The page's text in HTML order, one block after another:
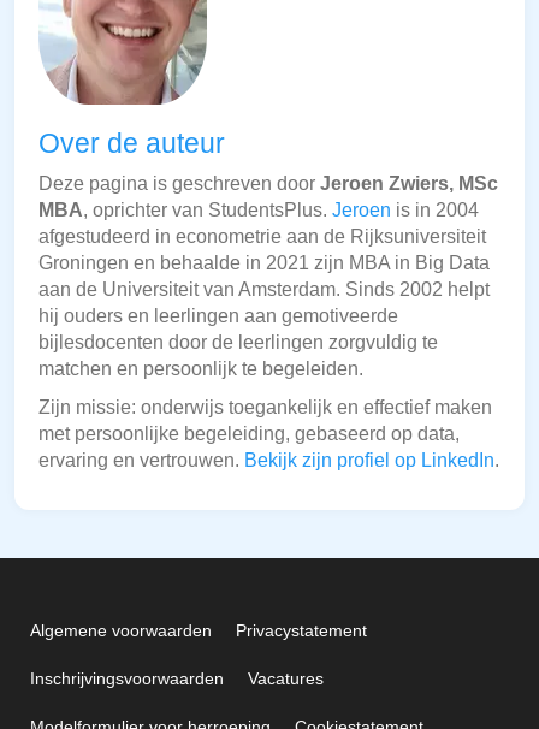
Over de auteur
Deze pagina is geschreven door Jeroen Zwiers, MSc
MBA, oprichter van StudentsPlus. Jeroen is in 2004
afgestudeerd in econometrie aan de Rijksuniversiteit
Groningen en behaalde in 2021 zijn MBA in Big Data
aan de Universiteit van Amsterdam. Sinds 2002 helpt
hij ouders en leerlingen aan gemotiveerde
bijlesdocenten door de leerlingen zorgvuldig te
matchen en persoonlijk te begeleiden.
Zijn missie: onderwijs toegankelijk en effectief maken
met persoonlijke begeleiding, gebaseerd op data,
ervaring en vertrouwen. Bekijk zijn profiel op LinkedIn.
Algemene voorwaarden Privacystatement
Inschrijvingsvoorwaarden Vacatures